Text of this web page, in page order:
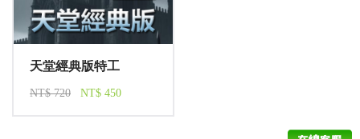
天堂經典版特工
NT$ 720 NT$ 450